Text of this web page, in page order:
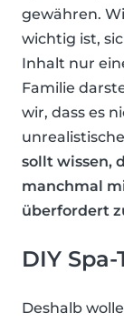
gewähren.
wichtig ist,
Inhalt nur
Familie
wir, dass es
sollt wissen,
manchmal
überfordert
DIY
Deshalb